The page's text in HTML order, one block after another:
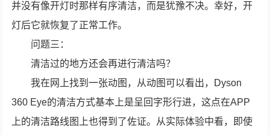
并没有像开灯时那样有序清洁，而是犹豫不决。幸好，开
灯后它就恢复了正常工作。
问题三：
清洁过的地方还会再进行清洁吗？
我在网上找到一张动图，从动图可以看出，Dyson
360 Eye的清洁方式基本上是呈回字形行进，这点在APP
上的清洁路线图上也得到了佐证。从实际体验中看，即使